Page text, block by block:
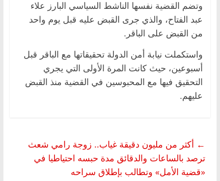
وتضم القضية نفسها الناشط السياسي البارز علاء
عبد الفتاح، والذي جرى القبض عليه قبل يوم واحد
من القبض على الباقر.
واستكملت نيابة أمن الدولة تحقيقاتها مع الباقر قبل
أسبوعين، حيث كانت المرة الأولى التي يجري
التحقيق فيها مع المحبوسين في القضية منذ القبض
عليهم.
← أكثر من مليون دقيقة غياب.. زوجة رامي شعث
ترصد بالساعات والدقائق مدة حبسه احتياطيا في
«قضية الأمل» وتطالب بإطلاق سراحه